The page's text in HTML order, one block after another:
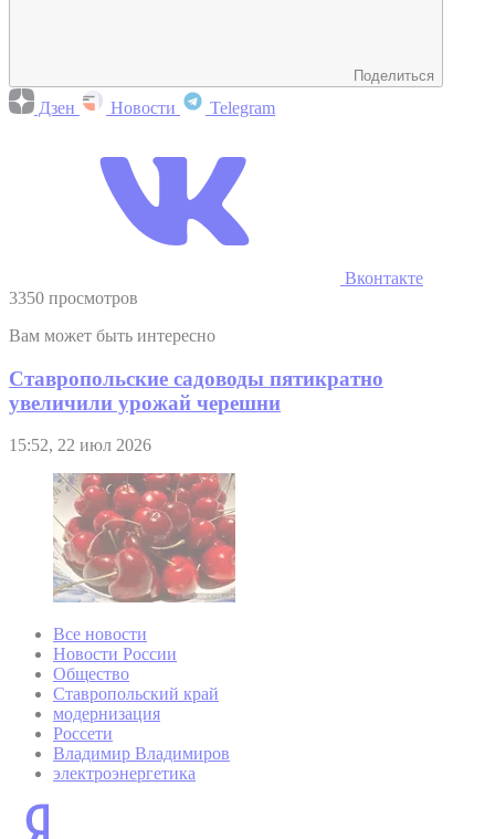
Поделиться
Дзен Новости Telegram
Вконтакте
3350 просмотров
Вам может быть интересно
Ставропольские садоводы пятикратно
увеличили урожай черешни
15:52, 22 июл 2026
Все новости
Новости России
Общество
Ставропольский край
модернизация
Россети
Владимир Владимиров
электроэнергетика